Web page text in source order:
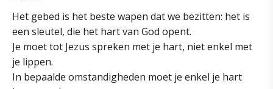
Het gebed is het beste wapen dat we bezitten: het is
een sleutel, die het hart van God opent.
Je moet tot Jezus spreken met je hart, niet enkel met
je lippen.
In bepaalde omstandigheden moet je enkel je hart